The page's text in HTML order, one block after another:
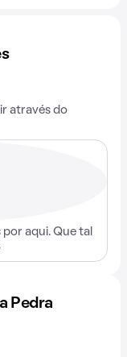
através do
aqui. Que tal
Pedra